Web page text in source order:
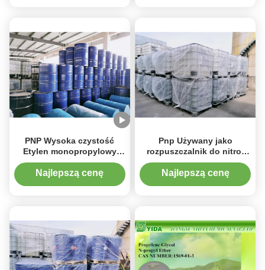
PNP Wysoka czystość
Etylen monopropylowy
glikolu propylenowego
Cas 1569-01-3 Z
Najlepszą cenę
Pnp Używany jako
rozpuszczalnik do nitro-
bawełny, eteru
monopropylowego glikolu
propylenowego w spray-
Najlepszą cenę